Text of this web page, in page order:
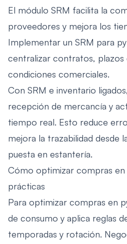
El módulo SRM facilita la
proveedores y mejora los
Implementar un SRM para
centralizar contratos, plazos
condiciones comerciales.
Con SRM e inventario
recepción de mercancía y
tiempo real. Esto reduce
mejora la trazabilidad desde
puesta en estantería.
Cómo optimizar compras
prácticas
Para optimizar compras en
de consumo y aplica reglas
temporadas y rotación.